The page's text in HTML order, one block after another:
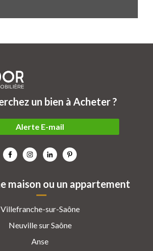
maison ou un appartement
Villefranche-sur-Saône
Neuville sur Saône
Anse
un bien à Acheter ?
Alerte E-mail